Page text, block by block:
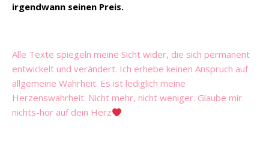
irgendwann seinen Preis.
Alle Texte spiegeln meine Sicht wider, die sich permanent
entwickelt und verändert. Ich erhebe keinen Anspruch auf
allgemeine Wahrheit. Es ist lediglich meine
Herzenswahrheit. Nicht mehr, nicht weniger. Glaube mir
nichts-hör auf dein Herz